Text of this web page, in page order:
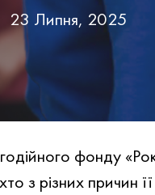
23 Липня, 2025
фонду
з різних причин